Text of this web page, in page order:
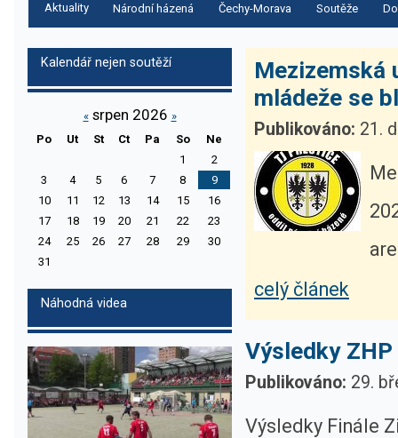
Aktuality Národní házená Čechy-Morava Soutěže
Kalendář nejen soutěží
«srpen 2026 »
Po
Ut St Ct Pa So
Ne
1
2
3
4 5 6 7 8
9
10
11 12 13 14 15
16
17
18 19 20 21 22
23
24
25 26 27 28 29
30
31
Náhodná videa
Mezizemská
mládeže se
Publikováno: 21.
celý článek
Výsledky
Publikováno: 29.
Výsledky Finále